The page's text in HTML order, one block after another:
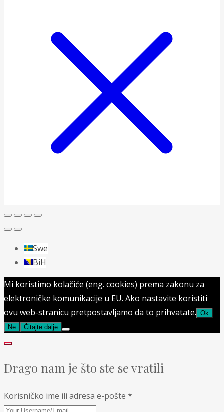
Swe
BiH
Mi koristimo kolačiće (eng. cookies) prema zakonu za
elektroničke komunikacije u EU. Ako nastavite koristiti
ovu web-stranicu pretpostavljamo da to prihvatate. Ok
Ne
Čitajte dalje
Drago nam je što ste se vratili
Korisničko ime ili adresa e-pošte *